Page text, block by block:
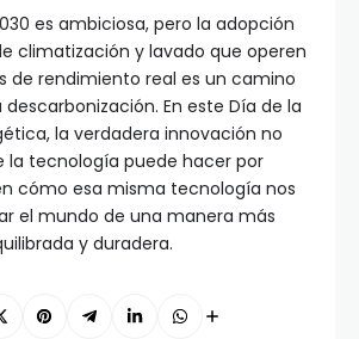
es ambiciosa, pero la adopción
climatización y lavado que operen
de rendimiento real es un camino
En este Día de la
la verdadera innovación no
la tecnología puede hacer por
cómo esa misma tecnología nos
el mundo de una manera más
y duradera.